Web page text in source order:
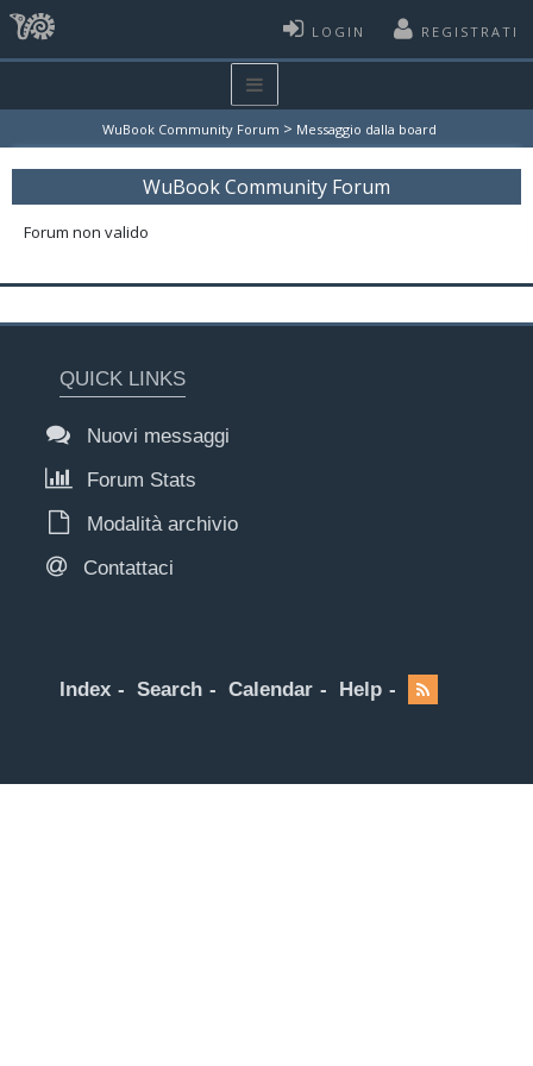
LOGIN REGISTRATI
WuBook Community Forum > Messaggio dalla board
WuBook Community Forum
Forum non valido
QUICK LINKS
Nuovi messaggi
Forum Stats
Modalità archivio
Contattaci
Index Search Calendar Help